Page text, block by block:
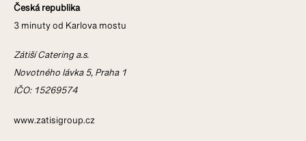
Česká republika
3 minuty od Karlova mostu
Zátiší Catering a.s.
Novotného lávka 5, Praha 1
IČO: 15269574
www.zatisigroup.cz